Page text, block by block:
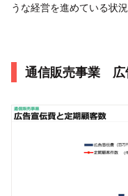
うな経営を進めている状況
通信販売事業 広